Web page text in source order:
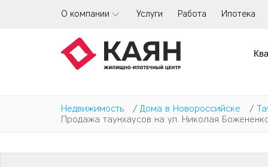
О компании Услуги Работа Ипотека
Недвижимость / Дома в Новороссийске /
Продажа таунхаусов на ул. Николая